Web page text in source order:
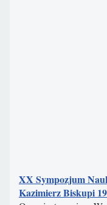
XX Sympozjum
Kazimierz Biskupi